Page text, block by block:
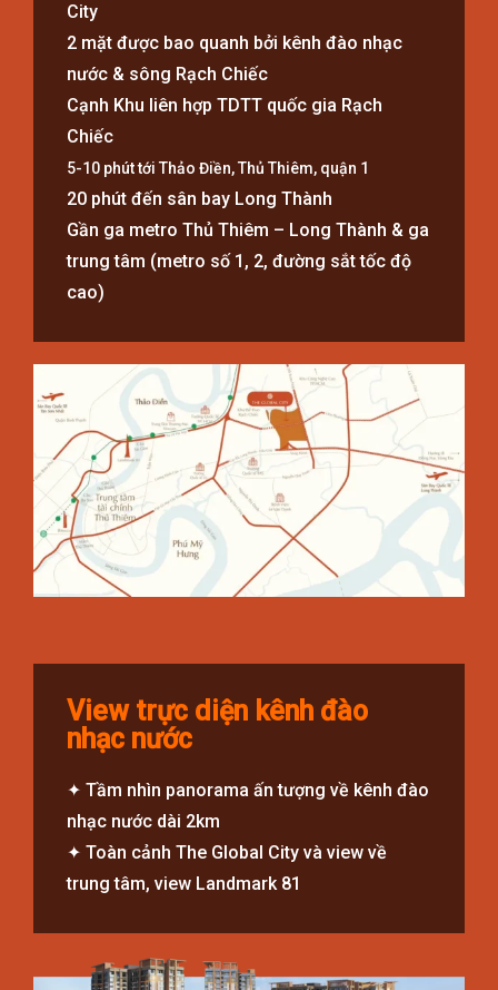
City
2 mặt được bao quanh bởi kênh đào nhạc
nước & sông Rạch Chiếc
Cạnh Khu liên hợp TDTT quốc gia Rạch
Chiếc
5-10 phút tới Thảo Điền, Thủ Thiêm, quận 1
20 phút đến sân bay Long Thành
Gần ga metro Thủ Thiêm – Long Thành & ga
trung tâm (metro số 1, 2, đường sắt tốc độ
cao)
View trực diện kênh đào
nhạc nước
✦︎ Tầm nhìn panorama ấn tượng về kênh đào
nhạc nước dài 2km
✦︎ Toàn cảnh The Global City và view về
trung tâm, view Landmark 81